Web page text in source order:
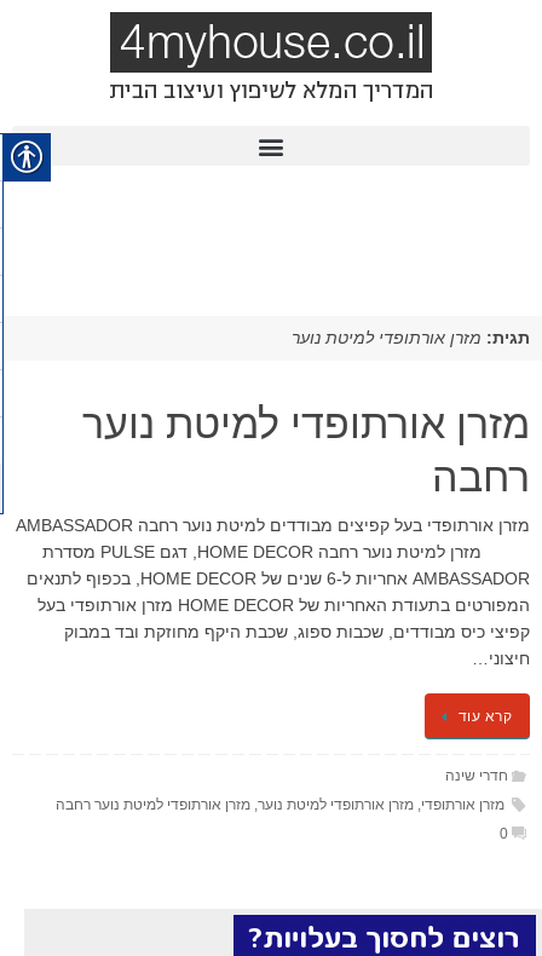
תגית: מזרן אורתופדי למיטת נוער
מזרן אורתופדי למיטת נוער
רחבה
מזרן אורתופדי בעל קפיצים מבודדים למיטת נוער רחבה AMBASSADOR
מזרן למיטת נוער רחבה HOME DECOR, דגם PULSE מסדרת
AMBASSADOR אחריות ל-6 שנים של HOME DECOR, בכפוף לתנאים
המפורטים בתעודת האחריות של HOME DECOR מזרן אורתופדי בעל
קפיצי כיס מבודדים, שכבות ספוג, שכבת היקף מחוזקת ובד במבוק
חיצוני…
קרא עוד
חדרי שינה
מזרן אורתופדי מזרן אורתופדי למיטת נוער, מזרן אורתופדי למיטת נוער רחבה
0